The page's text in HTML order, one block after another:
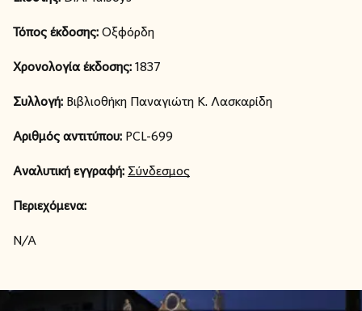
Τόπος έκδοσης:Οξφόρδη
Χρονολογία έκδοσης:1837
Συλλογή: Βιβλιοθήκη Παναγιώτη Κ. Λασκαρίδη
Αριθμός αντιτύπου: PCL-699
Αναλυτική εγγραφή: Σύνδεσμος
Περιεχόμενα:
N/A